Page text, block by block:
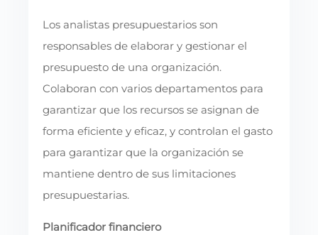
Los analistas presupuestarios son
responsables de elaborar y gestionar el
presupuesto de una organización.
Colaboran con varios departamentos para
garantizar que los recursos se asignan de
forma eficiente y eficaz, y controlan el gasto
para garantizar que la organización se
mantiene dentro de sus limitaciones
presupuestarias.
Planificador financiero